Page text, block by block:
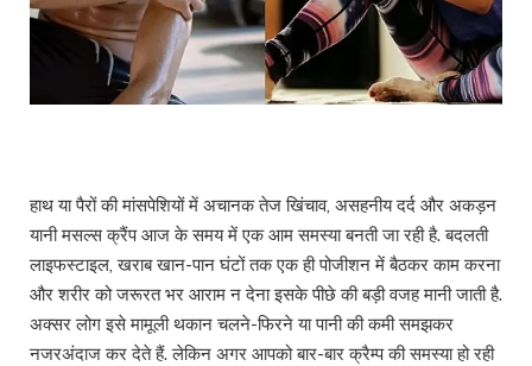
हाथ या पैरों की मांसपेशियों में अचानक तेज खिंचाव, असहनीय दर्द और अकड़न
यानी मसल्स क्रैंप आज के समय में एक आम समस्या बनती जा रही है. बदलती
लाइफस्टाइल, खराब खान-पान घंटों तक एक ही पोजीशन में बैठकर काम करना
और शरीर को जरूरत भर आराम न देना इसके पीछे की बड़ी वजह मानी जाती है.
अक्सर लोग इसे मामूली थकान चलने-फिरने या पानी की कमी समझकर
नजरअंदाज कर देते हैं. लेकिन अगर आपको बार-बार क्रैम्प की समस्या हो रही